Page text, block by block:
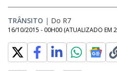
TRÂNSITO | Do R7
16/10/2015 - 00H00 (ATUALIZADO EM